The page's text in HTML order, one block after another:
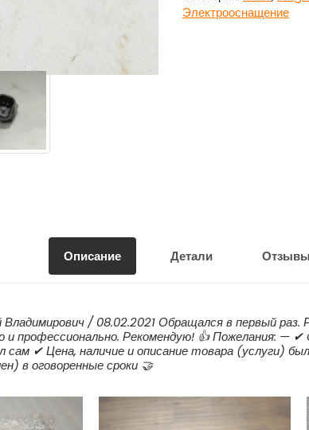
Лада
Ларгус
Электрооснащение
Описание Детали
Владимирович / 08.02.2021 Обращался в первый раз.
и профессионально. Рекомендую! 👍 Пожелания: — ✔
сам ✔ Цена, наличие и описание товара (услуги)
в оговоренные сроки 🤝